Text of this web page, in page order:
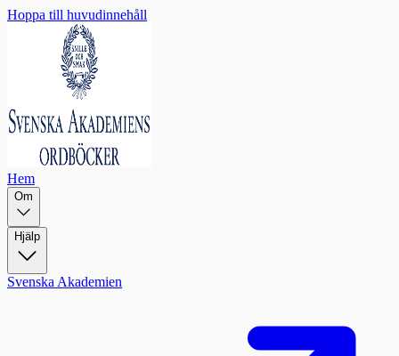
Hoppa till huvudinnehåll
Hem
Om
Hjälp
Svenska Akademien